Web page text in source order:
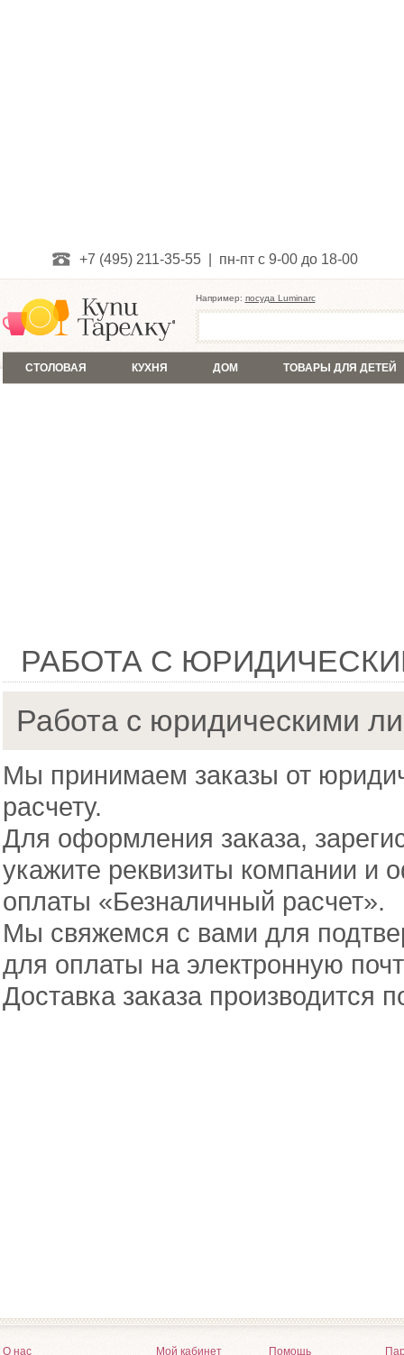
+7 (495) 211-35-55 | пн-пт с 9-00 до 18-00
Например: посуда Luminarc
СТОЛОВАЯ КУХНЯ ДОМ ТОВАРЫ ДЛЯ ДЕТЕЙ
РАБОТА С
Работа с юридическими
Мы принимаем заказы от
расчету.
Для оформления заказа,
укажите реквизиты компании и
оплаты «Безналичный расчет».
Мы свяжемся с вами для
для оплаты на электронную
Доставка заказа производится
О нас Мой кабинет Помощь